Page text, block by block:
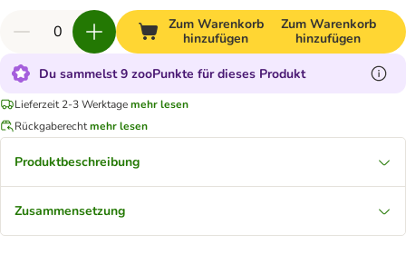
Zum Warenkorb
hinzufügen
Zum Warenkorb
hinzufügen
Du sammelst 9 zooPunkte für dieses Produkt
Lieferzeit 2-3 Werktagemehr lesen
Rückgaberechtmehr lesen
Produktbeschreibung
Zusammensetzung